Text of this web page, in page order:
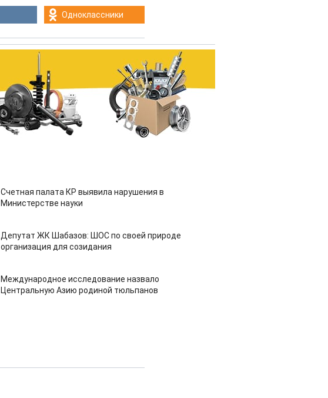
Одноклассники
Счетная палата КР выявила нарушения в
Министерстве науки
Депутат ЖК Шабазов: ШОС по своей природе
организация для созидания
Международное исследование назвало
Центральную Азию родиной тюльпанов